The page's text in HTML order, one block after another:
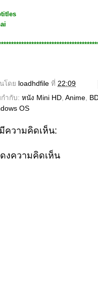
โดย loadhdfile ที่ 22:09
ำกับ: หนัง Mini HD Anime
OS
ความคิดเห็น:
งความคิดเห็น